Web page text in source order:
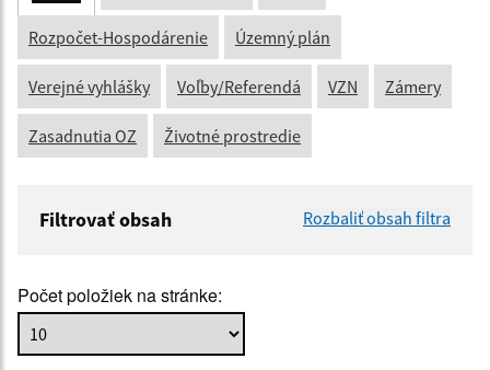
Rozpočet-Hospodárenie Územný plán
Verejné vyhlášky Voľby/Referendá VZN Zámery
Zasadnutia OZ Životné prostredie
Filtrovať obsah Rozbaliť obsah filtra
Popis:
Počet položiek na stránke: